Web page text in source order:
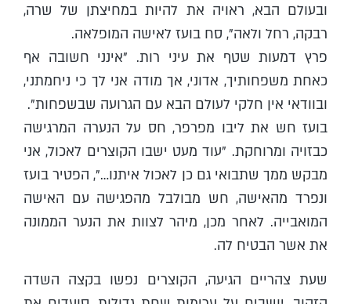
ובעולם הבא, ראויה את להיות במחיצתן של שרה,
רבקה, רחל ולאה", סח בועז לאישה המופלאה.
פרץ דמעות שטף את עיני רות. "אינני חשובה אף
כאחת משפחותיך, אדוני, אך מודה אני לך כי ניחמתני,
ובוודאי אין חלקי לעולם הבא עם הגרועה שבשפחות".
בועז חש את ליבו מפרפר, חס על הנערה המרגישה
כבזויה ומרוחקת. "עוד מעט ישבו הקוצרים לאכול, אני
מבקש ממך שתבואי גם כן לאכול איתנו…", הפטיר בועז
ונפרד מהאישה, חש מבולבל מהפגישה עם האישה
המואבייה. לאחר מכן, מיהר לצוות את הנער הממונה
את אשר הבטיח לה.
שעת צהריים הגיעה, הקוצרים נפשו בקצה השדה